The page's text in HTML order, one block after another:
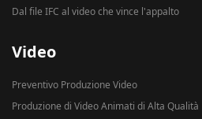
Dal file IFC al video che vince l'appalto
Video
Preventivo Produzione Video
Produzione di Video Animati di Alta Qualità